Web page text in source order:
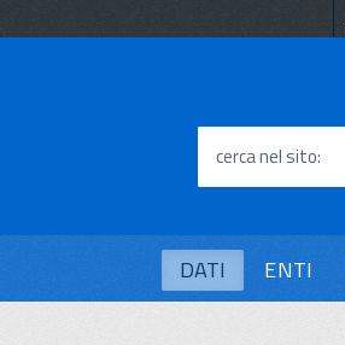
cerca nel sito
DATI ENTI